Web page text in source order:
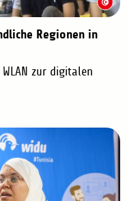
Regionen in
zur digitalen